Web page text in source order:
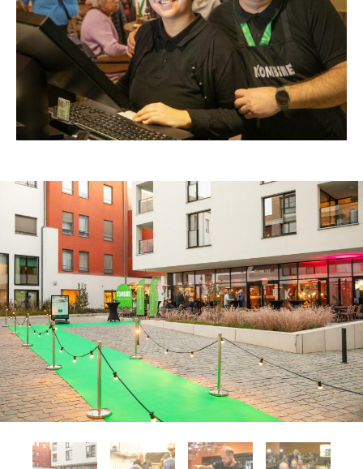
Previous Next